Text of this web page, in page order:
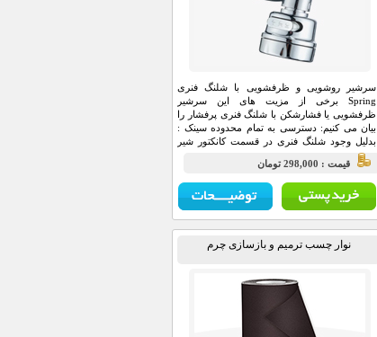
سرشیر روشویی و ظرفشویی با شلنگ فنری
Spring برخی از مزیت های این سرشیر
ظرفشویی یا فشارشکن با شلنگ فنری پرفشار را
بیان می کنیم: دسترسی به تمام محدوده سینک :
بدلیل وجود شلنگ فنری در قسمت کانکتور شیر
امکان دسترسی به تمام محدوده سینک وجود دارد.
قيمت : 298,000 تومان
نوار چسب ترمیم و بازسازی چرم